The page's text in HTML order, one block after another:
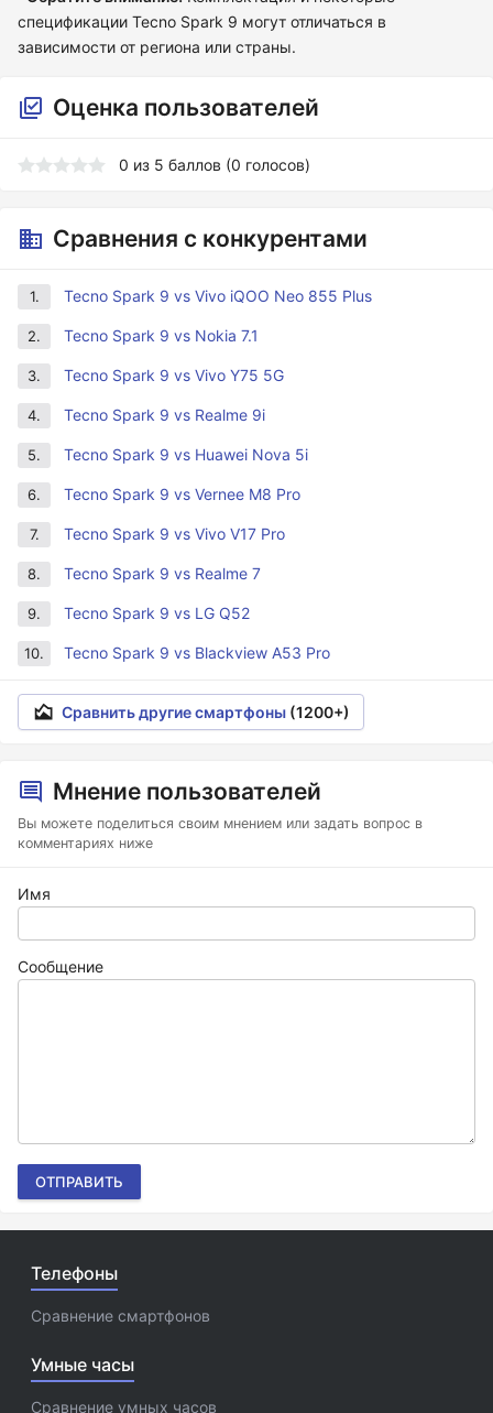
спецификации Tecno Spark 9 могут отличаться в
зависимости от региона или страны.
Оценка пользователей
0 из 5 баллов (0 голосов)
Сравнения с конкурентами
1. Tecno Spark 9 vs Vivo iQOO Neo 855 Plus
2. Tecno Spark 9 vs Nokia 7.1
3. Tecno Spark 9 vs Vivo Y75 5G
4. Tecno Spark 9 vs Realme 9i
5. Tecno Spark 9 vs Huawei Nova 5i
6. Tecno Spark 9 vs Vernee M8 Pro
7. Tecno Spark 9 vs Vivo V17 Pro
8. Tecno Spark 9 vs Realme 7
9. Tecno Spark 9 vs LG Q52
10. Tecno Spark 9 vs Blackview A53 Pro
Сравнить другие смартфоны (1200+)
Мнение пользователей
Вы можете поделиться своим мнением или задать вопрос в
комментариях ниже
Имя
Сообщение
ОТПРАВИТЬ
Телефоны
Сравнение смартфонов
Умные часы
Сравнение умных часов